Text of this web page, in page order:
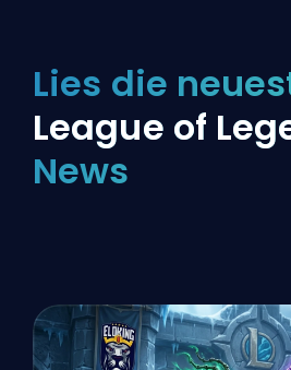
Lies die
League of
News